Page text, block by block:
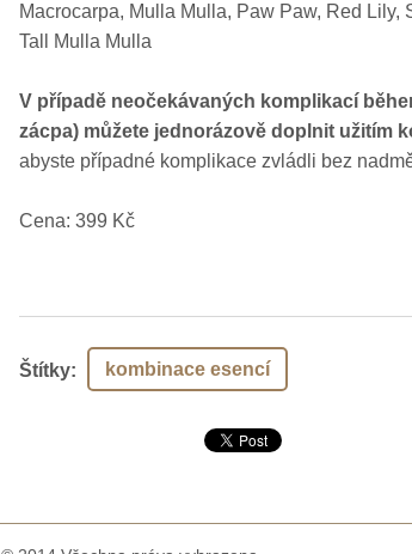
Macrocarpa, Mulla Mulla, Paw Paw, Red Lily,
Tall Mulla Mulla
V případě neočekávaných komplikací
zácpa) můžete jednorázově doplnit užitím
abyste případné komplikace zvládli bez
Cena: 399 Kč
Štítky: kombinace esencí